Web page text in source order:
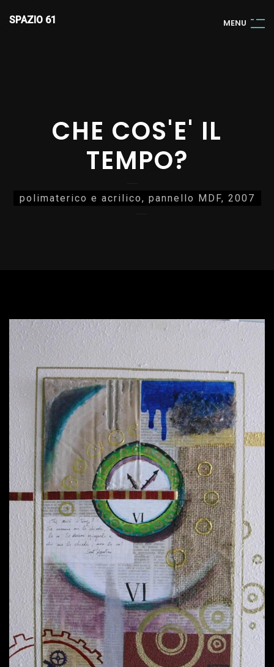
SPAZIO 61 MENU
CHE COS'E' IL
TEMPO?
polimaterico e acrilico, pannello MDF, 2007